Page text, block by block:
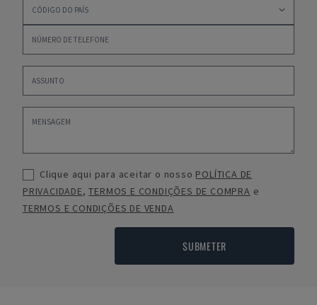
Clique aqui para aceitar o nosso POLÍTICA DE
PRIVACIDADE,TERMOS E CONDIÇÕES DE COMPRA e
TERMOS E CONDIÇÕES DE VENDA
SUBMETER